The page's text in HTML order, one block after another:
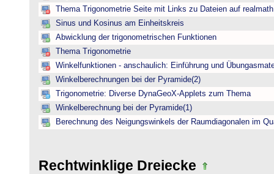
Thema Trigonometrie Seite mit Links zu Dateien auf
Sinus und Kosinus am Einheitskreis
Abwicklung der trigonometrischen Funktionen
Thema Trigonometrie
Winkelfunktionen - anschaulich: Einführung und
Winkelberechnungen bei der Pyramide(2)
Trigonometrie: Diverse DynaGeoX-Applets zum Thema
Winkelberechnung bei der Pyramide(1)
Berechnung des Neigungswinkels der Raumdiagonalen im
Rechtwinklige Dreiecke